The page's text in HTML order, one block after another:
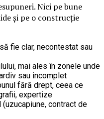
Nici pe bune
și pe o construcție
fie clar, necontestat sau
mai ales în zonele unde
sau incomplet
fără drept, ceea ce
expertize
contract de